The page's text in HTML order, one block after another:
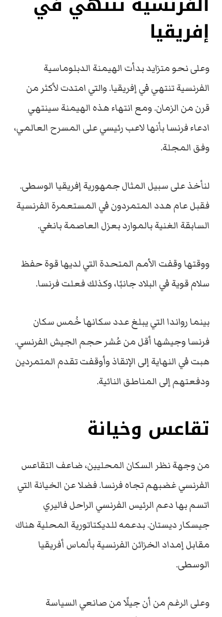
إفريقيا
وعلى نحو متزايد بدأت الهيمنة الدبلوماسية
الفرنسية تنتهي في إفريقيا. والتي امتدت لأكثر من
قرن من الزمان. ومع انتهاء هذه الهيمنة سينتهي
ادعاء فرنسا بأنها لاعب رئيسي على المسرح العالمي،
وفق المجلة.
لنأخذ على سبيل المثال جمهورية إفريقيا الوسطى.
فقبل عام هدد المتمردون في المستعمرة الفرنسية
السابقة الغنية بالموارد بعزل العاصمة بانغي.
ووقتها وقفت الأمم المتحدة التي لديها قوة حفظ
سلام قوية في البلاد جانبًا، وكذلك فعلت فرنسا.
بينما رواندا التي يبلغ عدد سكانها خُمس سكان
فرنسا وجيشها أقل من عُشر حجم الجيش الفرنسي.
هبت في النهاية إلى الإنقاذ وأوقفت تقدم المتمردين
ودفعتهم إلى المناطق النائية.
تقاعس وخيانة
من وجهة نظر السكان المحليين، ضاعف التقاعس
الفرنسي غضبهم تجاه فرنسا. فضلا عن الخيانة التي
اتسم بها دعم الرئيس الفرنسي الراحل فاليري
جيسكار ديستان. بدعمه للديكتاتورية المحلية هناك
مقابل إمداد الخزائن الفرنسية بألماس أفريقيا
الوسطى.
وعلى الرغم من أن جيلًا من صانعي السياسة